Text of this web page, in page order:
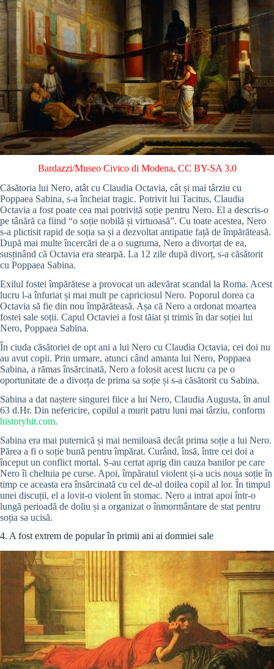
Bardazzi/Museo Civico di Modena, CC BY-SA 3.0
Căsătoria lui Nero, atât cu Claudia Octavia, cât și mai târziu cu
Poppaea Sabina, s-a încheiat tragic. Potrivit lui Tacitus, Claudia
Octavia a fost poate cea mai potrivită soție pentru Nero. El a descris-o
pe tânără ca fiind “o soție nobilă și virtuoasă”. Cu toate acestea, Nero
s-a plictisit rapid de soția sa și a dezvoltat antipatie față de împărăteasă.
După mai multe încercări de a o sugruma, Nero a divorțat de ea,
susținând că Octavia era stearpă. La 12 zile după divorț, s-a căsătorit
cu Poppaea Sabina.
Exilul fostei împărătese a provocat un adevărat scandal la Roma. Acest
lucru l-a înfuriat și mai mult pe capriciosul Nero. Poporul dorea ca
Octavia să fie din nou împărăteasă. Așa că Nero a ordonat moartea
fostei sale soții. Capul Octaviei a fost tăiat și trimis în dar soției lui
Nero, Poppaea Sabina.
În ciuda căsătoriei de opt ani a lui Nero cu Claudia Octavia, cei doi nu
au avut copii. Prin urmare, atunci când amanta lui Nero, Poppaea
Sabina, a rămas însărcinată, Nero a folosit acest lucru ca pe o
oportunitate de a divorța de prima sa soție și s-a căsătorit cu Sabina.
Sabina a dat naștere singurei fiice a lui Nero, Claudia Augusta, în anul
63 d.Hr. Din nefericire, copilul a murit patru luni mai târziu, conform
historyhit.com.
Sabina era mai puternică și mai nemiloasă decât prima soție a lui Nero.
Părea a fi o soție bună pentru împărat. Curând, însă, între cei doi a
început un conflict mortal. S-au certat aprig din cauza banilor pe care
Nero îi cheltuia pe curse. Apoi, împăratul violent și-a ucis noua soție în
timp ce aceasta era însărcinată cu cel de-al doilea copil al lor. În timpul
unei discuții, el a lovit-o violent în stomac. Nero a intrat apoi într-o
lungă perioadă de doliu și a organizat o înmormântare de stat pentru
soția sa ucisă.
4. A fost extrem de popular în primii ani ai domniei sale